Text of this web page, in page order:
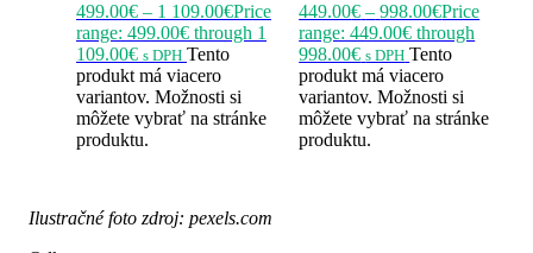
499.00€ – 1 109.00€Price
range: 499.00€ through 1
109.00€ s DPH Tento
produkt má viacero
variantov. Možnosti si
môžete vybrať na stránke
produktu.
449.00€ – 998.00€Price
range: 449.00€ through
998.00€ s DPH Tento
produkt má viacero
variantov. Možnosti si
môžete vybrať na stránke
produktu.
Ilustračné foto zdroj: pexels.com